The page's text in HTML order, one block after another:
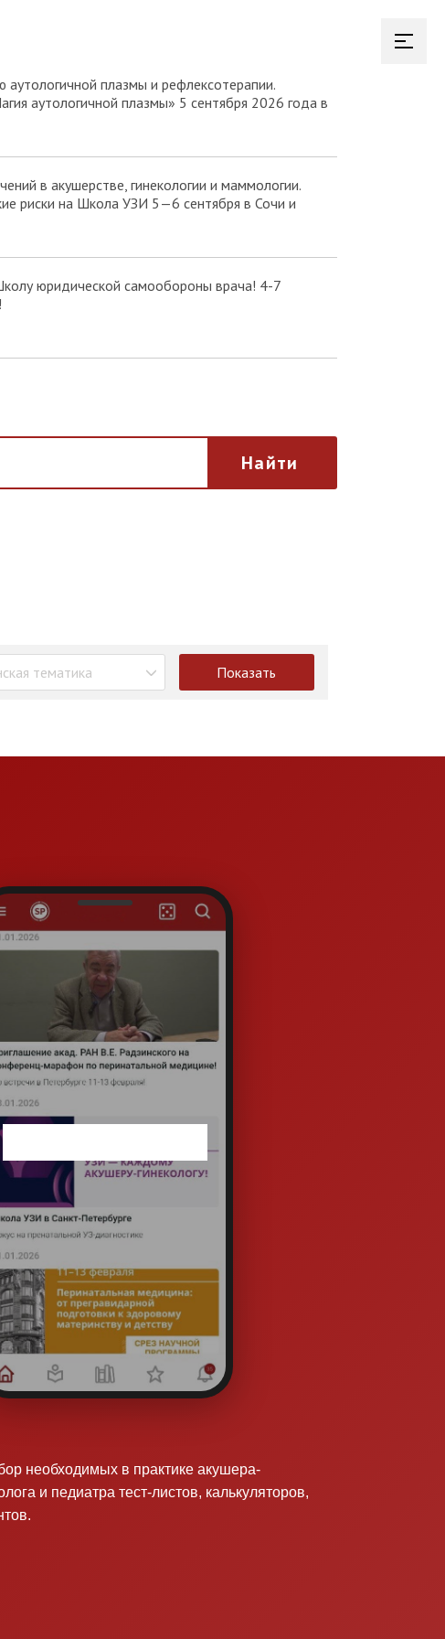
плазмы и рефлексотерапии.
аутологичной плазмы» 5 сентября 2026 года в
в акушерстве, гинекологии и маммологии.
риски на Школа УЗИ 5—6 сентября в Сочи и
юридической самообороны врача! 4-7
Найти
тематика Показать
необходимых в практике акушера-
и педиатра тест-листов, калькуляторов,